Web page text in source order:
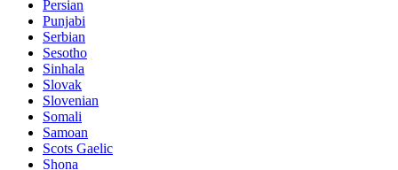
Persian
Punjabi
Serbian
Sesotho
Sinhala
Slovak
Slovenian
Somali
Samoan
Scots Gaelic
Shona